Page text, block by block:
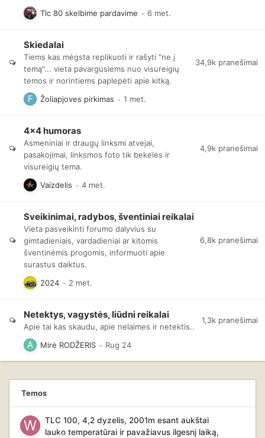
Tlc 80 skelbime pardavime
Skiedalai
Tiems kas mėgsta replikuoti ir rašyti "ne į
temą"... vieta pavargusiems nuo visureigių
temos ir norintiems paplepėti apie kitką.
34,9k pranešimai
Žoliapjoves pirkimas
4x4 humoras
Asmeniniai ir draugų linksmi atvejai,
pasakojimai, linksmos foto tik bekelės ir
visureigių tema.
4,9k pranešimai
Vaizdelis
Sveikinimai, radybos, šventiniai reikalai
Vieta pasveikinti forumo dalyvius su
gimtadieniais, vardadieniai ar kitomis
šventinėmis progomis, informuoti apie
surastus daiktus.
6,8k pranešimai
2024
Netektys, vagystės, liūdni reikalai
Apie tai kas skaudu, apie nelaimes ir netektis..
1,3k pranešimai
Mirė RODŽERIS
Temos
TLC 100, 4,2 dyzelis, 2001m esant aukštai
lauko temperatūrai ir pavažiavus ilgesnį laiką,